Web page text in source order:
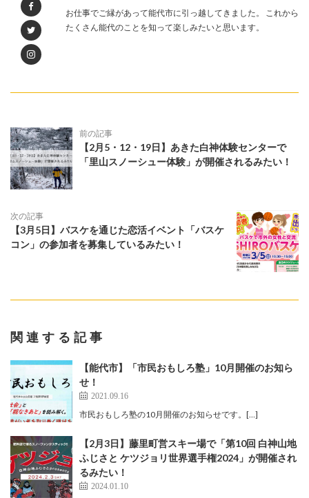
お仕事でご縁があって能代市に引っ越してきました。 これから
たくさん能代のことを知って楽しみたいと思います。
前の記事
【2月5・12・19日】あきた白神体験センターで
「里山スノーシュー体験」が開催されるみたい！
次の記事
【3月5日】バスケを通じた恋活イベント「バスケ
コン」の参加者を募集しているみたい！
関連する記事
【能代市】「市民おもしろ塾」10月開催のお知ら
せ！
2021.09.16
市民おもしろ塾の10月開催のお知らせです。[…]
【2月3日】藤里町営スキー場で「第10回 白神山地
ふじさと ケツジョリ世界選手権2024」が開催され
るみたい！
2024.01.10